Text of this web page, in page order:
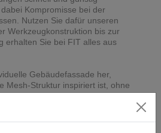
Kompromisse bei der
Nutzen Sie dafür unseren
Werkzeugkonstruktion bis zur
erhalten Sie bei FIT alles aus
Gebäudefassade her,
Mesh-Struktur inspiriert ist, ohne
Die konventionelle